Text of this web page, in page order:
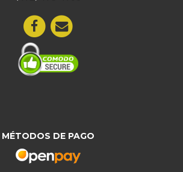
MÉTODOS DE PAGO